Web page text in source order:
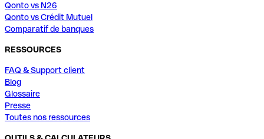
Qonto vs N26
Qonto vs Crédit Mutuel
Comparatif de banques
RESSOURCES
FAQ & Support client
Blog
Glossaire
Presse
Toutes nos ressources